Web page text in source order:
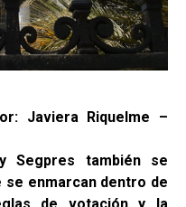
Javiera Riquelme –
Segpres también se
enmarcan dentro de